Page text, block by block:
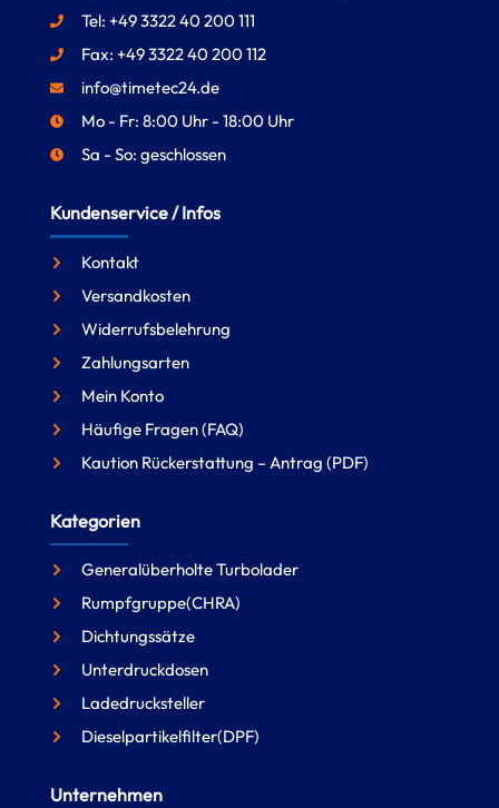
Tel: +49 3322 40 200 111
Fax: +49 3322 40 200 112
info@timetec24.de
Mo - Fr: 8:00 Uhr - 18:00 Uhr
Sa - So: geschlossen
Kundenservice / Infos
Kontakt
Versandkosten
Widerrufsbelehrung
Zahlungsarten
Mein Konto
Häufige Fragen (FAQ)
Kaution Rückerstattung – Antrag (PDF)
Kategorien
Generalüberholte Turbolader
Rumpfgruppe(CHRA)
Dichtungssätze
Unterdruckdosen
Ladedrucksteller
Dieselpartikelfilter(DPF)
Unternehmen